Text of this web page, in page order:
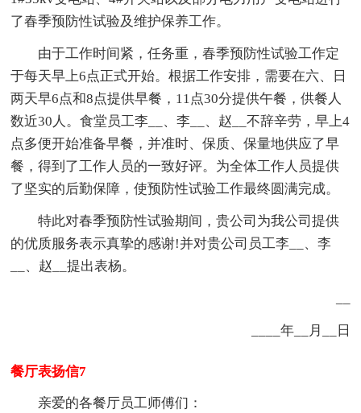
了春季预防性试验及维护保养工作。
由于工作时间紧，任务重，春季预防性试验工作定
于每天早上6点正式开始。根据工作安排，需要在六、日
两天早6点和8点提供早餐，11点30分提供午餐，供餐人
数近30人。食堂员工李__、李__、赵__不辞辛劳，早上4
点多便开始准备早餐，并准时、保质、保量地供应了早
餐，得到了工作人员的一致好评。为全体工作人员提供
了坚实的后勤保障，使预防性试验工作最终圆满完成。
特此对春季预防性试验期间，贵公司为我公司提供
的优质服务表示真挚的感谢!并对贵公司员工李__、李
__、赵__提出表杨。
____年__月__日
餐厅表扬信7
亲爱的各餐厅员工师傅们：